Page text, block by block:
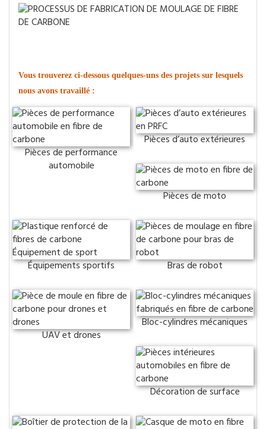
Vous trouverez ci-dessous quelques-uns des projets sur lesquels
nous avons travaillé :
Pièces de performance
automobile
Pièces d’auto extérieures
Pièces de moto
Équipements sportifs Bras de robot
UAV et drones
Bloc-cylindres mécaniques
Décoration de surface